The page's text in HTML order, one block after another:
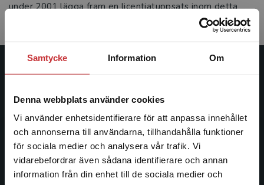
Samtycke Information Om
Denna webbplats använder cookies
Vi använder enhetsidentifierare för att anpassa innehållet
och annonserna till användarna, tillhandahålla funktioner
för sociala medier och analysera vår trafik. Vi
vidarebefordrar även sådana identifierare och annan
information från din enhet till de sociala medier och
Begränsad fraktregion
under 2001 lägga fram en licentiatuppsats inom detta
Studentlitteratur
Studentlitteratur grundades 1963 och är idag Sveriges
ledande utbildningsförlag. Med läromedel, kurslitteratur,
facklitteratur, utbildningar och digitala
informationstjänster i utbudet, finns Studentlitteratur med
längs hela kunskapsresan.